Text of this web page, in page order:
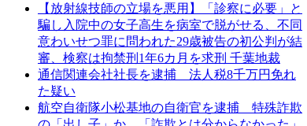
【放射線技師の立場を悪用】「診察に必要」と
騙し入院中の女子高生を病室で脱がせる、不同
意わいせつ罪に問われた29歳被告の初公判が結
審、検察は拘禁刑1年6カ月を求刑 千葉地裁
通信関連会社社長を逮捕 法人税8千万円免れ
た疑い
航空自衛隊小松基地の自衛官を逮捕 特殊詐欺